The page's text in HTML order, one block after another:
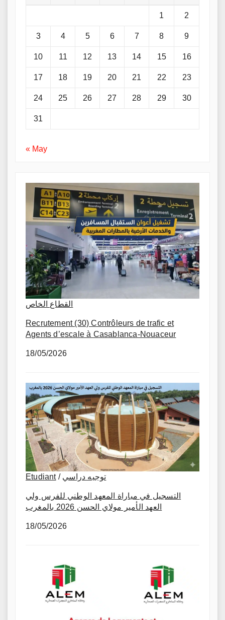
1 2
3 4 5 6 7 8 9
10 11 12 13 14 15 16
17 18 19 20 21 22 23
24 25 26 27 28 29 30
31
« May
القطاع الخاص
Recrutement (30) Contrôleurs de trafic et
Agents d’escale à Casablanca-Nouaceur
18/05/2026
Etudiant/ توجيه دراسي
التسجيل في مباراة المعهد الوطني للفرس ولي
العهد الأمير مولاي الحسن 2026 بالمغرب
18/05/2026